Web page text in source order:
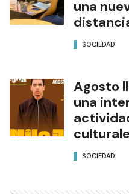
una
SOCIEDAD
Agosto
una
SOCIEDAD